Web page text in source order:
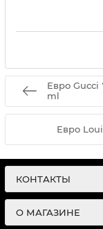
Евро Gucci
ml
Евро
КОНТАКТЫ
О МАГАЗИНЕ